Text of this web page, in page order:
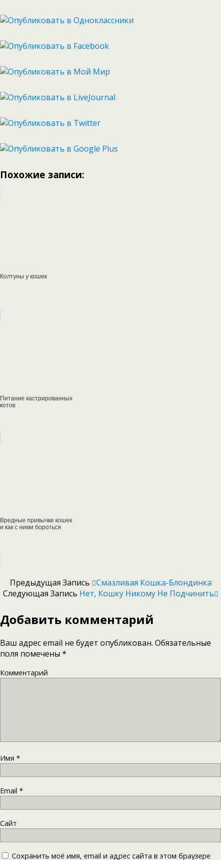
Похожие записи:
Колтуны у кошек
Питание кастрированных
котов
Вредные привычки кошек
и как с ними бороться
Предыдущая Запись
Смазливая Кошка-Блондинка
Следующая Запись Нет, Кошку Никому Не Подчинить
Добавить комментарий
Ваш адрес email не будет опубликован. Обязательные
поля помечены *
Комментарий
Имя *
Email *
Сайт
Сохранить моё имя, email и адрес сайта в этом браузере